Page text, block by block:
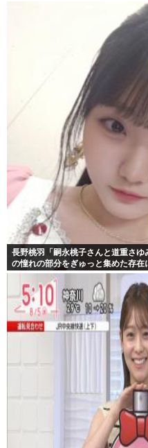
長野桃羽「嗣永桃子さんと道重さ
の憧れの部分をぎゅっと集めた存在